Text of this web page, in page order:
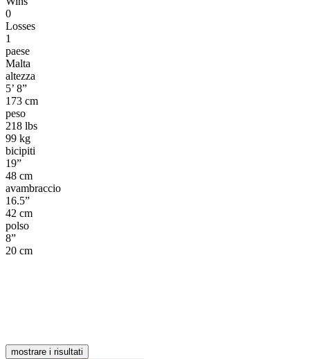
0
Losses
1
paese
Malta
altezza
5’ 8”
173 cm
peso
218 lbs
99 kg
bicipiti
19”
48 cm
avambraccio
16.5”
42 cm
polso
8”
20 cm
mostrare i risultati